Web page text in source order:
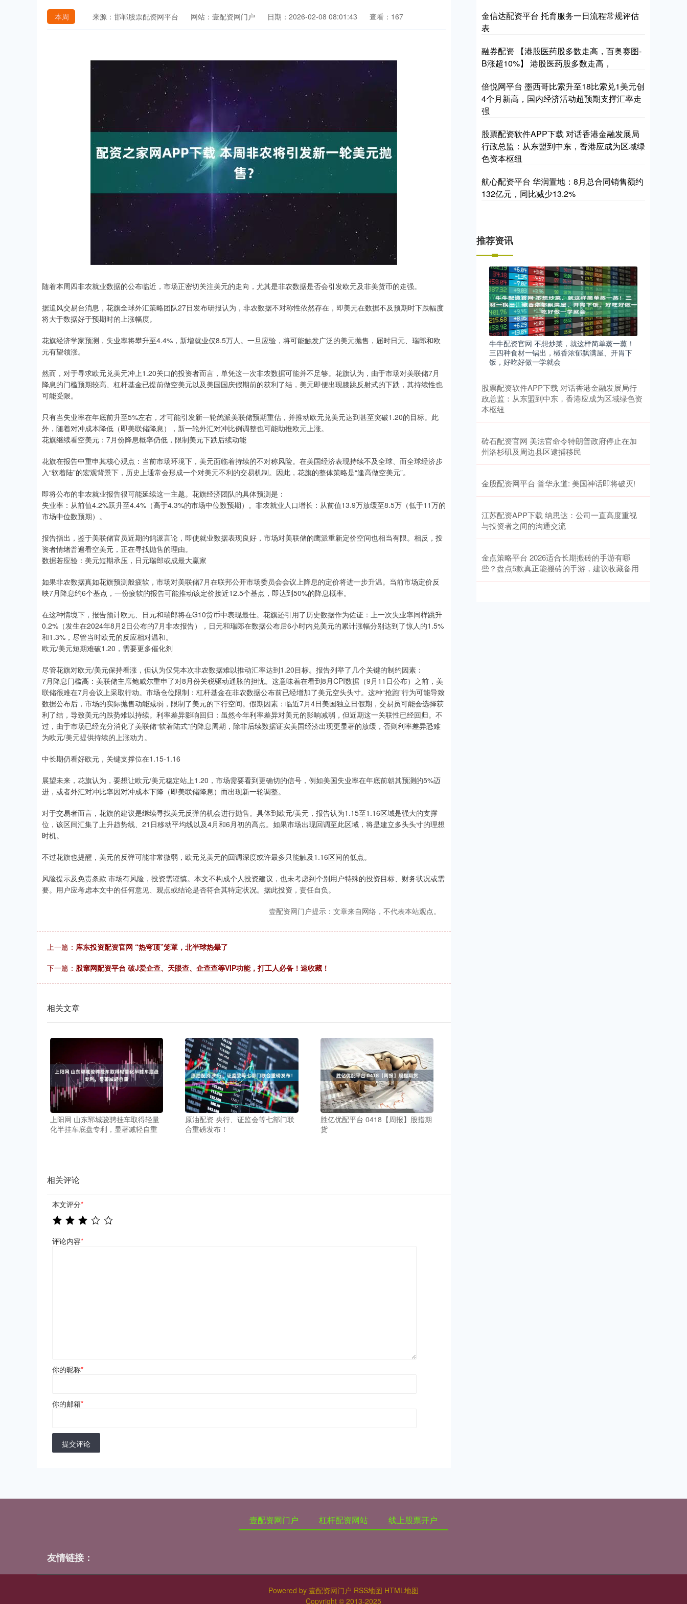
本周 来源：邯郸股票配资网平台 网站：壹配资网门户 日期：2026-02-08 08:01:43 查看：167
随着本周四非农就业数据的公布临近，市场正密切关注美元的走向，尤其是非农数据是否会引发欧元及非美货币的走强。
据追风交易台消息，花旗全球外汇策略团队27日发布研报认为，非农数据不对称性依然存在，即美元在数据不及预期时下跌幅度
将大于数据好于预期时的上涨幅度。
花旗经济学家预测，失业率将攀升至4.4%，新增就业仅8.5万人。一旦应验，将可能触发广泛的美元抛售，届时日元、瑞郎和欧
元有望领涨。
然而，对于寻求欧元兑美元冲上1.20关口的投资者而言，单凭这一次非农数据可能并不足够。花旗认为，由于市场对美联储7月
降息的门槛预期较高、杠杆基金已提前做空美元以及美国国庆假期前的获利了结，美元即便出现膝跳反射式的下跌，其持续性也
可能受限。
只有当失业率在年底前升至5%左右，才可能引发新一轮鸽派美联储预期重估，并推动欧元兑美元达到甚至突破1.20的目标。此
外，随着对冲成本降低（即美联储降息），新一轮外汇对冲比例调整也可能助推欧元上涨。
花旗继续看空美元：7月份降息概率仍低，限制美元下跌后续动能
花旗在报告中重申其核心观点：当前市场环境下，美元面临着持续的不对称风险。在美国经济表现持续不及全球、而全球经济步
入“软着陆”的宏观背景下，历史上通常会形成一个对美元不利的交易机制。因此，花旗的整体策略是“逢高做空美元”。
即将公布的非农就业报告很可能延续这一主题。花旗经济团队的具体预测是：
失业率：从前值4.2%跃升至4.4%（高于4.3%的市场中位数预期）。非农就业人口增长：从前值13.9万放缓至8.5万（低于11万的
市场中位数预期）。
报告指出，鉴于美联储官员近期的鸽派言论，即使就业数据表现良好，市场对美联储的鹰派重新定价空间也相当有限。相反，投
资者情绪普遍看空美元，正在寻找抛售的理由。
数据若应验：美元短期承压，日元瑞郎或成最大赢家
如果非农数据真如花旗预测般疲软，市场对美联储7月在联邦公开市场委员会会议上降息的定价将进一步升温。当前市场定价反
映7月降息约6个基点，一份疲软的报告可能推动该定价接近12.5个基点，即达到50%的降息概率。
在这种情境下，报告预计欧元、日元和瑞郎将在G10货币中表现最佳。花旗还引用了历史数据作为佐证：上一次失业率同样跳升
0.2%（发生在2024年8月2日公布的7月非农报告），日元和瑞郎在数据公布后6小时内兑美元的累计涨幅分别达到了惊人的1.5%
和1.3%，尽管当时欧元的反应相对温和。
欧元/美元短期难破1.20，需要更多催化剂
尽管花旗对欧元/美元保持看涨，但认为仅凭本次非农数据难以推动汇率达到1.20目标。报告列举了几个关键的制约因素：
7月降息门槛高：美联储主席鲍威尔重申了对8月份关税驱动通胀的担忧。这意味着在看到8月CPI数据（9月11日公布）之前，美
联储很难在7月会议上采取行动。市场仓位限制：杠杆基金在非农数据公布前已经增加了美元空头头寸。这种“抢跑”行为可能导致
数据公布后，市场的实际抛售动能减弱，限制了美元的下行空间。假期因素：临近7月4日美国独立日假期，交易员可能会选择获
利了结，导致美元的跌势难以持续。利率差异影响回归：虽然今年利率差异对美元的影响减弱，但近期这一关联性已经回归。不
过，由于市场已经充分消化了美联储“软着陆式”的降息周期，除非后续数据证实美国经济出现更显著的放缓，否则利率差异恐难
为欧元/美元提供持续的上涨动力。
中长期仍看好欧元，关键支撑位在1.15-1.16
展望未来，花旗认为，要想让欧元/美元稳定站上1.20，市场需要看到更确切的信号，例如美国失业率在年底前朝其预测的5%迈
进，或者外汇对冲比率因对冲成本下降（即美联储降息）而出现新一轮调整。
对于交易者而言，花旗的建议是继续寻找美元反弹的机会进行抛售。具体到欧元/美元，报告认为1.15至1.16区域是强大的支撑
位，该区间汇集了上升趋势线、21日移动平均线以及4月和6月初的高点。如果市场出现回调至此区域，将是建立多头头寸的理想
时机。
不过花旗也提醒，美元的反弹可能非常微弱，欧元兑美元的回调深度或许最多只能触及1.16区间的低点。
风险提示及免责条款 市场有风险，投资需谨慎。本文不构成个人投资建议，也未考虑到个别用户特殊的投资目标、财务状况或需
要。用户应考虑本文中的任何意见、观点或结论是否符合其特定状况。据此投资，责任自负。
壹配资网门户提示：文章来自网络，不代表本站观点。
上一篇： 库东投资配资官网 “热穹顶”笼罩，北半球热晕了
下一篇： 股窜网配资平台 破J爱企查、天眼查、企查查等VIP功能，打工人必备！速收藏！
相关文章
上阳网 山东郓城骏骋挂车取得轻量
化半挂车底盘专利，显著减轻自重
原油配资 央行、证监会等七部门联
合重磅发布！
胜亿优配平台 0418【周报】股指期
货
相关评论
本文评分*
评论内容*
你的昵称*
你的邮箱*
提交评论
金信达配资平台 托育服务一日流程常规评估
表
融券配资 【港股医药股多数走高，百奥赛图-
B涨超10%】 港股医药股多数走高，
倍悦网平台 墨西哥比索升至18比索兑1美元创
4个月新高，国内经济活动超预期支撑汇率走
强
股票配资软件APP下载 对话香港金融发展局
行政总监：从东盟到中东，香港应成为区域绿
色资本枢纽
航心配资平台 华润置地：8月总合同销售额约
132亿元，同比减少13.2%
推荐资讯
牛牛配资官网 不想炒菜，就这样简单蒸一蒸！
三四种食材一锅出，椒香浓郁飘满屋、开胃下
饭，好吃好做一学就会
股票配资软件APP下载 对话香港金融发展局行
政总监：从东盟到中东，香港应成为区域绿色资
本枢纽
砖石配资官网 美法官命令特朗普政府停止在加
州洛杉矶及周边县区逮捕移民
金股配资网平台 普华永道: 美国神话即将破灭!
江苏配资APP下载 纳思达：公司一直高度重视
与投资者之间的沟通交流
金点策略平台 2026适合长期搬砖的手游有哪
些？盘点5款真正能搬砖的手游，建议收藏备用
壹配资网门户 杠杆配资网站 线上股票开户
友情链接：
Powered by 壹配资网门户 RSS地图 HTML地图
Copyright © 2013-2025